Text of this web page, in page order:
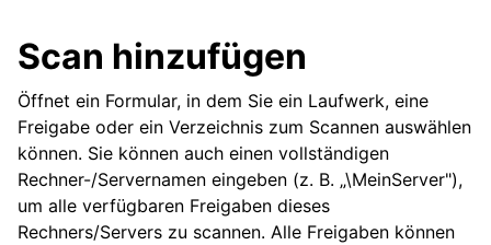
Scan hinzufügen
Öffnet ein Formular, in dem Sie ein Laufwerk, eine
Freigabe oder ein Verzeichnis zum Scannen auswählen
können. Sie können auch einen vollständigen
Rechner-/Servernamen eingeben (z. B. „\MeinServer"),
um alle verfügbaren Freigaben dieses
Rechners/Servers zu scannen. Alle Freigaben können